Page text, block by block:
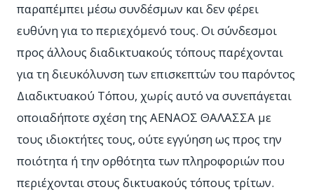
παραπέμπει μέσω συνδέσμων και δεν φέρει
ευθύνη για το περιεχόμενό τους. Οι σύνδεσμοι
προς άλλους διαδικτυακούς τόπους παρέχονται
για τη διευκόλυνση των επισκεπτών του παρόντος
Διαδικτυακού Τόπου, χωρίς αυτό να συνεπάγεται
οποιαδήποτε σχέση της ΑΕΝΑΟΣ ΘΑΛΑΣΣΑ με
τους ιδιοκτήτες τους, ούτε εγγύηση ως προς την
ποιότητα ή την ορθότητα των πληροφοριών που
περιέχονται στους δικτυακούς τόπους τρίτων.